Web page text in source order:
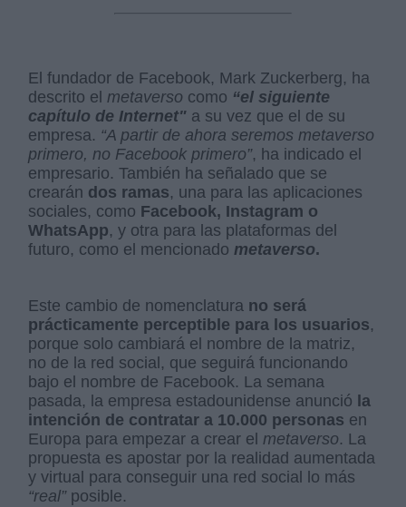
El fundador de Facebook, Mark Zuckerberg, ha
descrito elmetaverso como “el siguiente
capítulo de Internet" a su vez que el de su
empresa. “A partir de ahora seremos metaverso
primero, no Facebook primero”, ha indicado el
empresario. También ha señalado que se
crearán dos ramas, una para las aplicaciones
sociales, como Facebook, Instagram o
WhatsApp, y otra para las plataformas del
futuro, como el mencionadometaverso.
Este cambio de nomenclatura no será
prácticamente perceptible para los usuarios,
porque solo cambiará el nombre de la matriz,
no de la red social, que seguirá funcionando
bajo el nombre de Facebook. La semana
pasada, la empresa estadounidense anunció la
intención de contratar a 10.000 personas en
Europa para empezar a crear elmetaverso. La
propuesta es apostar por la realidad aumentada
y virtual para conseguir una red social lo más
“real”posible.